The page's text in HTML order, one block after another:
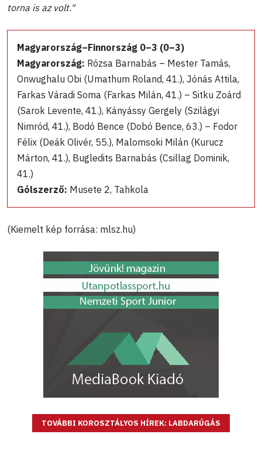
torna is az volt."
Magyarország–Finnország 0–3 (0–3)
Magyarország: Rózsa Barnabás – Mester Tamás,
Onwughalu Obi (Umathum Roland, 41.), Jónás Attila,
Farkas Váradi Soma (Farkas Milán, 41.) – Sitku Zoárd
(Sarok Levente, 41.), Kányássy Gergely (Szilágyi
Nimród, 41.), Bodó Bence (Dobó Bence, 63.) – Fodor
Félix (Deák Olivér, 55.), Malomsoki Milán (Kurucz
Márton, 41.), Bugledits Barnabás (Csillag Dominik,
41.)
Gólszerző: Musete 2, Tahkola
(Kiemelt kép forrása: mlsz.hu)
TOVÁBBI KOROSZTÁLYOS HÍREK: LABDARÚGÁS